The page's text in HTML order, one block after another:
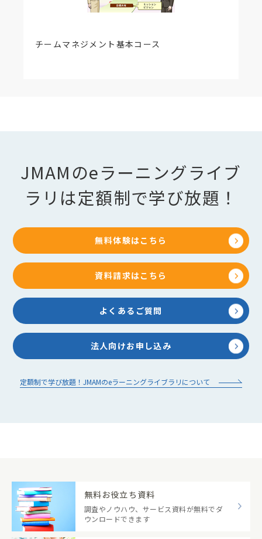
チームマネジメント基本コース
JMAMのeラーニングライブ
ラリは定額制で学び放題！
無料体験はこちら
資料請求はこちら
よくあるご質問
法人向けお申し込み
定額制で学び放題！JMAMのeラーニングライブラリについて
無料お役立ち資料
調査やノウハウ、サービス資料が無料でダ
ウンロードできます